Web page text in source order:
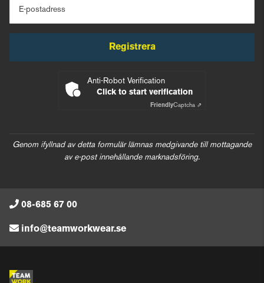
E-postadress
Registrera
Anti-Robot Verification
Click to start verification
FriendlyCaptcha ⇗
Genom ifyllnad av detta formulär lämnas medgivande till mottagande
av e-post innehållande marknadsföring.
08-685 67 00
info@teamworkwear.se